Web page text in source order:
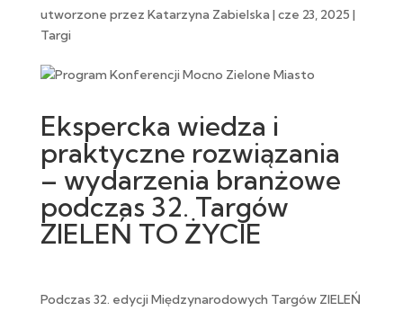
utworzone przez Katarzyna Zabielska | cze 23, 2025 |
Targi
Ekspercka wiedza i
praktyczne rozwiązania
– wydarzenia branżowe
podczas 32. Targów
ZIELEŃ TO ŻYCIE
Podczas 32. edycji Międzynarodowych Targów ZIELEŃ